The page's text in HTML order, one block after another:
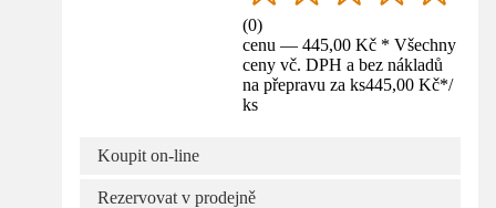
(0)
cenu — 445,00 Kč * Všechny
ceny vč. DPH a bez nákladů
na přepravu za ks445,00 Kč*/
ks
Koupit on-line
Rezervovat v prodejně